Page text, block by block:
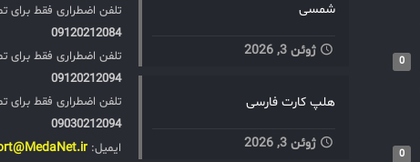
شمسی
ژوئن 3, 2026
0
هلپ کارت فارسی
ژوئن 3, 2026
0
تلفن اضطراری فقط برای
09120212084
تلفن اضطراری فقط برای
09120212094
تلفن اضطراری فقط برای
09030212094
ایمیل: